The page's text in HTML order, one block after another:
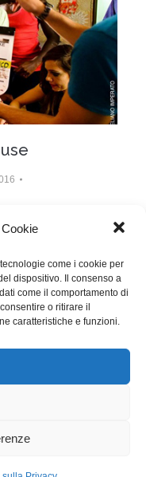
come i cookie per
dispositivo. Il consenso a
come il comportamento di
o ritirare il
caratteristiche e funzioni.
Cavallo
35 36
…